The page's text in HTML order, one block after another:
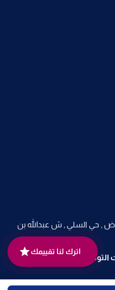
, حي السلي , ش عبدالله بن
متجر بلت إن© 2025.
اترك لنا تقييمك